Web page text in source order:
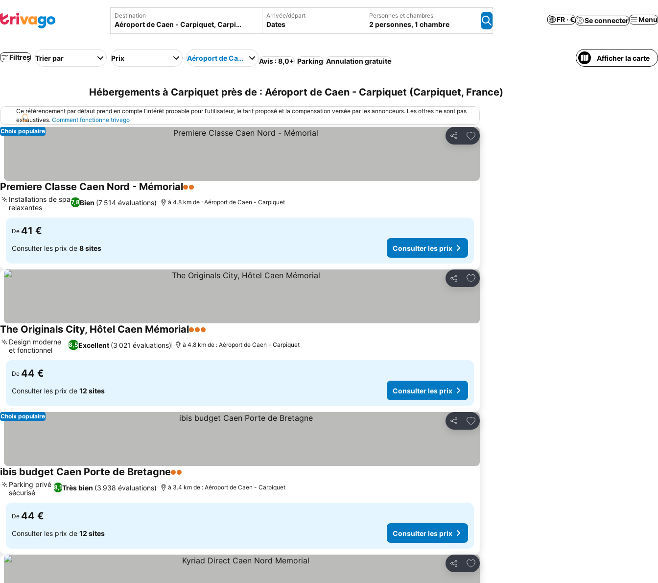
Destination Arrivée/départ
Dates
Personnes et chambres
2 personnes, 1 chambre
FR · € Se connecter Menu
Filtres Trier par Prix Aéroport de Caen - Carpiquet
Avis : 8,0+ Parking Annulation gratuite Afficher la carte
Hébergements à Carpiquet près de : Aéroport de Caen - Carpiquet (Carpiquet, France)
Ce référencement par défaut prend en compte l’intérêt probable pour l’utilisateur, le tarif proposé et la compensation versée par les annonceurs. Les offres ne sont pas
exhaustives. Comment fonctionne trivago
Partager
Ajouter à mes favoris
Choix populaire
Premiere Classe Caen Nord - Mémorial2 Étoiles
7,8Bien (7 514 évaluations)
Installations de spa
relaxantes
à 4.8 km de : Aéroport de Caen - Carpiquet
De 41 €
Consulter les prix de 8 sites Consulter les prix
Partager
Ajouter à mes favoris
The Originals City, Hôtel Caen Mémorial3 Étoiles
8,5Excellent (3 021 évaluations)
Design moderne
et fonctionnel
à 4.8 km de : Aéroport de Caen - Carpiquet
De 44 €
Consulter les prix de 12 sites Consulter les prix
Partager
Ajouter à mes favoris
Choix populaire
ibis budget Caen Porte de Bretagne2 Étoiles
8,1Très bien (3 938 évaluations)
Parking privé
sécurisé
à 3.4 km de : Aéroport de Caen - Carpiquet
De 44 €
Consulter les prix de 12 sites Consulter les prix
Partager
Ajouter à mes favoris